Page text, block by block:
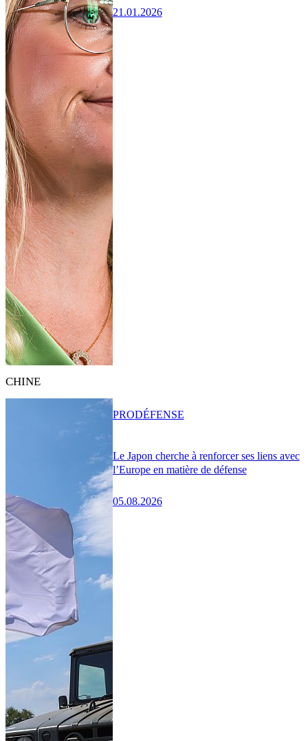
21.01.2026
CHINE
Le Japon cherche à renforcer ses liens avec
l’Europe en matière de défense
05.08.2026
PRODÉFENSE